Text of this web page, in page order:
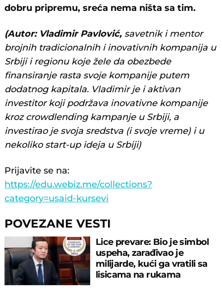
dobru pripremu, sreća nema ništa sa tim.
(Autor: Vladimir Pavlović, savetnik i mentor
brojnih tradicionalnih i inovativnih kompanija u
Srbiji i regionu koje žele da obezbede
finansiranje rasta svoje kompanije putem
dodatnog kapitala. Vladimir je i aktivan
investitor koji podržava inovativne kompanije
kroz crowdlending kampanje u Srbiji, a
investirao je svoja sredstva (i svoje vreme) i u
nekoliko start-up ideja u Srbiji)
Prijavite se na:
https://edu.webiz.me/collections?
category=usaid-kursevi
POVEZANE VESTI
Lice prevare: Bio je simbol
uspeha, zarađivao je
milijarde, kući ga vratili sa
lisicama na rukama